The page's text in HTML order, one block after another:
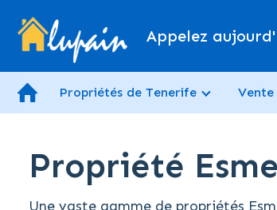
Appelez
Propriétés de Tenerife
Propriété
Une vaste gamme de propriétés